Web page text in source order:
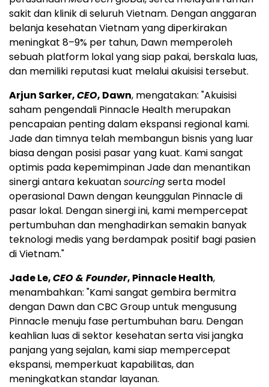
sakit dan klinik di seluruh Vietnam. Dengan anggaran
belanja kesehatan Vietnam yang diperkirakan
meningkat 8–9% per tahun, Dawn memperoleh
sebuah platform lokal yang siap pakai, berskala luas,
dan memiliki reputasi kuat melalui akuisisi tersebut.
Arjun Sarker,CEO, Dawn, mengatakan: "Akuisisi
saham pengendali Pinnacle Health merupakan
pencapaian penting dalam ekspansi regional kami.
Jade dan timnya telah membangun bisnis yang luar
biasa dengan posisi pasar yang kuat. Kami sangat
optimis pada kepemimpinan Jade dan menantikan
sinergi antara kekuatansourcingserta model
operasional Dawn dengan keunggulan Pinnacle di
pasar lokal. Dengan sinergi ini, kami mempercepat
pertumbuhan dan menghadirkan semakin banyak
teknologi medis yang berdampak positif bagi pasien
di Vietnam."
Jade Le,CEO & Founder, Pinnacle Health,
menambahkan: "Kami sangat gembira bermitra
dengan Dawn dan CBC Group untuk mengusung
Pinnacle menuju fase pertumbuhan baru. Dengan
keahlian luas di sektor kesehatan serta visi jangka
panjang yang sejalan, kami siap mempercepat
ekspansi, memperkuat kapabilitas, dan
meningkatkan standar layanan.